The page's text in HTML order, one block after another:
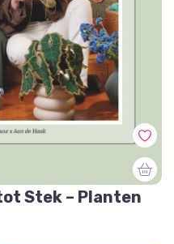
Stek – Planten